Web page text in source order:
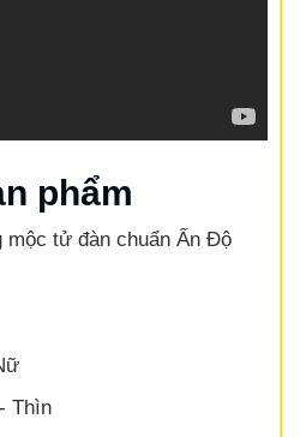
phẩm
mộc tử đàn chuẩn Ấn Độ
Thìn